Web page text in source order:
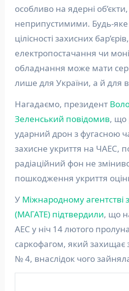
особливо на ядерні
неприпустимими. Будь-
цілісності захисних
електропостачання чи
обладнання може мати
лише для України, а й для
Нагадаємо, президент
Зеленський повідомив, що
ударний дрон з фугасною
захисне укриття на ЧАЕС,
радіаційний фон не
пошкодження укриття
У Міжнародному агентстві
(МАГАТЕ) підтвердили, що
АЕС у ніч 14 лютого
саркофагом, який захищає
№ 4, внаслідок чого